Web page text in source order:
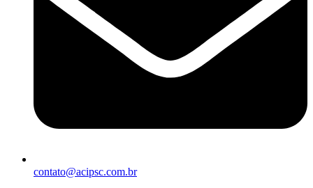
contato@acipsc.com.br